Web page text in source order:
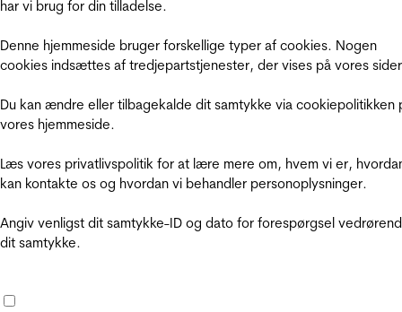
har vi brug for din tilladelse.
Denne hjemmeside bruger forskellige typer af cookies. Nogen
cookies indsættes af tredjepartstjenester, der vises på vores
Du kan ændre eller tilbagekalde dit samtykke via cookiepolitikken
vores hjemmeside.
Læs vores privatlivspolitik for at lære mere om, hvem vi er,
kan kontakte os og hvordan vi behandler personoplysninger.
Angiv venligst dit samtykke-ID og dato for forespørgsel
dit samtykke.